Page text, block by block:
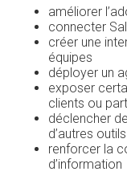
améliorer
connecter
créer une
équipes
déployer un
exposer
clients ou
déclencher
d’autres outils
renforcer la
d’information